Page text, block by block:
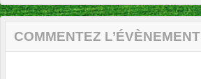
COMMENTEZ L’ÉVÈNEMENT